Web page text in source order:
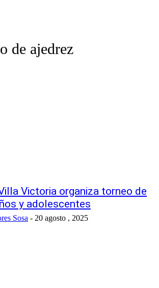
de ajedrez
Victoria organiza torneo de
y adolescentes
Sosa - 20 agosto , 2025